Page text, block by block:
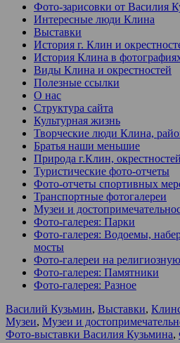
Фото-зарисовки от Василия
Интересные люди Клина
Выставки
История г. Клин и
История Клина в
Виды Клина и окрестностей
Полезные ссылки
О нас
Структура сайта
Культурная жизнь
Творческие люди Клина,
Братья наши меньшие
Природа г.Клин,
Туристические фото-отчеты
Фото-отчеты спортивных
Транспортные фотогалереи
Музеи и
Фото-галерея: Парки
Фото-галерея: Водоемы,
мосты
Фото-галереи на
Фото-галерея: Памятники
Фото-галерея: Разное
Василий Кузьмин, Выставки,
Музеи, Музеи и
Фото-выставки Василия Кузьмина,